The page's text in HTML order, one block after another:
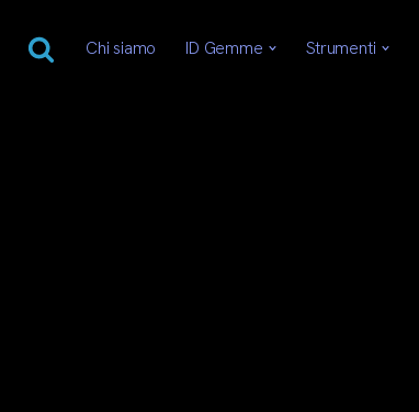
Skip
Chi siamo ID Gemme Strumenti